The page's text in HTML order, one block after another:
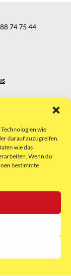
wie
darauf zuzugreifen.
wie das
Wenn du
bestimmte
74 75 44